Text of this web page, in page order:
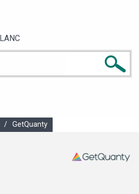
/ GetQuanty